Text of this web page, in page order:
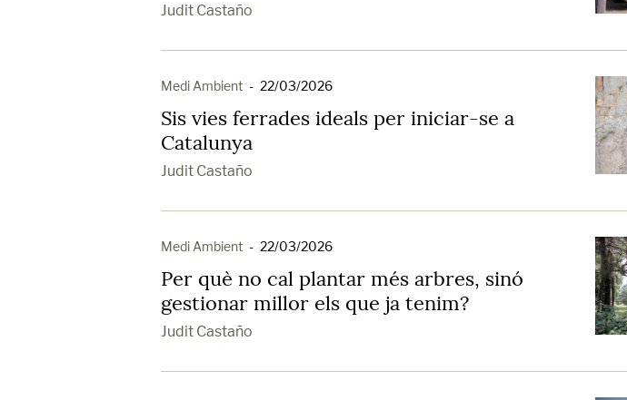
Judit Castaño
Medi Ambient - 22/03/2026
Sis vies ferrades ideals per iniciar-se a
Catalunya
Judit Castaño
Medi Ambient - 22/03/2026
Per què no cal plantar més arbres, sinó
gestionar millor els que ja tenim?
Judit Castaño